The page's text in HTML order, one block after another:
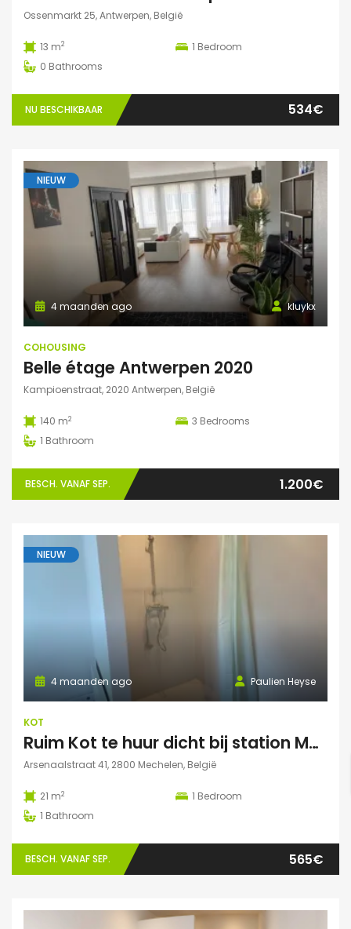
Ossenmarkt 25, Antwerpen, België
13 m2 1 Bedroom
0 Bathrooms
NU BESCHIKBAAR 534€
NIEUW
kluykx
4 maanden ago
COHOUSING
Belle étage Antwerpen 2020
Kampioenstraat, 2020 Antwerpen, België
140 m2 3 Bedrooms
1 Bathroom
BESCH. VANAF SEP. 1.200€
NIEUW
Paulien Heyse
4 maanden ago
KOT
Ruim Kot te huur dicht bij station Mechelen
Arsenaalstraat 41, 2800 Mechelen, België
21 m2 1 Bedroom
1 Bathroom
BESCH. VANAF SEP. 565€